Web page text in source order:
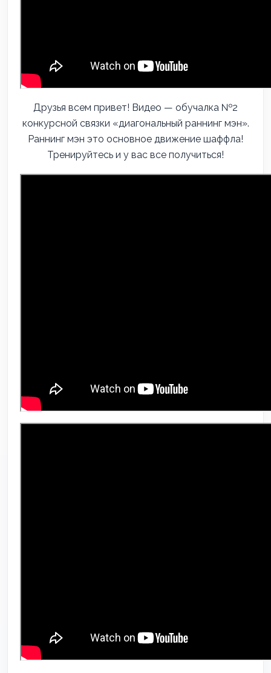
Друзья всем привет! Видео — обучалка №2
конкурсной связки «диагональный раннинг мэн».
Раннинг мэн это основное движение шаффла!
Тренируйтесь и у вас все получиться!